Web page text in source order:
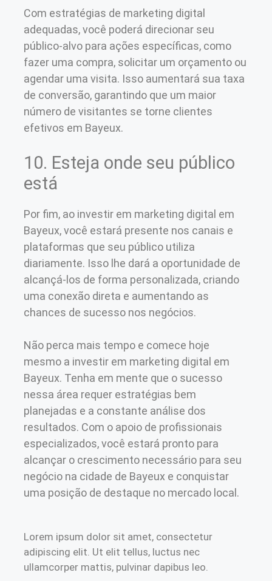
Com estratégias de marketing digital
adequadas, você poderá direcionar seu
público-alvo para ações específicas, como
fazer uma compra, solicitar um orçamento ou
agendar uma visita. Isso aumentará sua taxa
de conversão, garantindo que um maior
número de visitantes se torne clientes
efetivos em Bayeux.
10. Esteja onde seu público
está
Por fim, ao investir em marketing digital em
Bayeux, você estará presente nos canais e
plataformas que seu público utiliza
diariamente. Isso lhe dará a oportunidade de
alcançá-los de forma personalizada, criando
uma conexão direta e aumentando as
chances de sucesso nos negócios.
Não perca mais tempo e comece hoje
mesmo a investir em marketing digital em
Bayeux. Tenha em mente que o sucesso
nessa área requer estratégias bem
planejadas e a constante análise dos
resultados. Com o apoio de profissionais
especializados, você estará pronto para
alcançar o crescimento necessário para seu
negócio na cidade de Bayeux e conquistar
uma posição de destaque no mercado local.
Lorem ipsum dolor sit amet, consectetur
adipiscing elit. Ut elit tellus, luctus nec
ullamcorper mattis, pulvinar dapibus leo.